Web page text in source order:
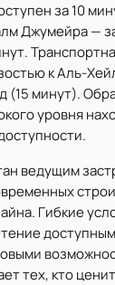
за 10
Джумейра —
к Аль-
(15 минут).
уровня
ведущим
Гибкие
тех, кто